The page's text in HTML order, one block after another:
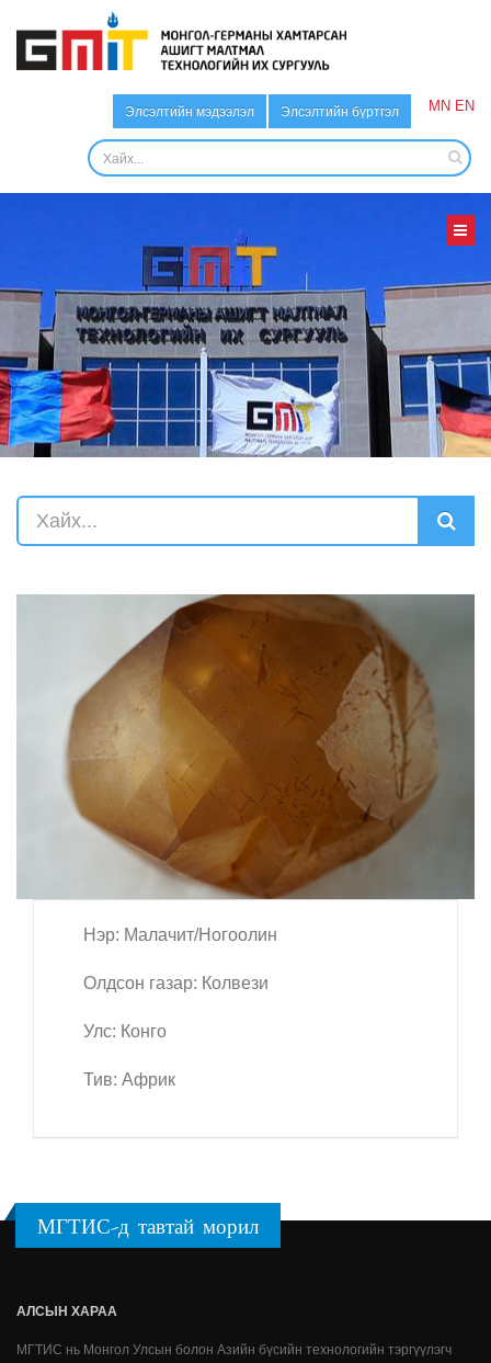
Элсэлтийн мэдээлэл Элсэлтийн бүртгэл MN EN
Нэр: Малачит/Ногоолин
Олдсон газар: Колвези
Улс: Конго
Тив: Африк
МГТИС-д тавтай морил
АЛСЫН ХАРАА
МГТИС нь Монгол Улсын болон Азийн бүсийн технологийн тэргүүлэгч